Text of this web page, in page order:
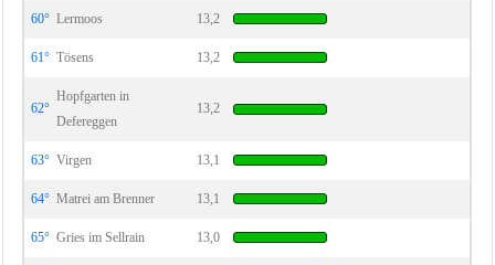
60° Lermoos 13,2
61° Tösens 13,2
62°
Hopfgarten in
Defereggen
13,2
63° Virgen 13,1
64° Matrei am Brenner 13,1
65° Gries im Sellrain 13,0